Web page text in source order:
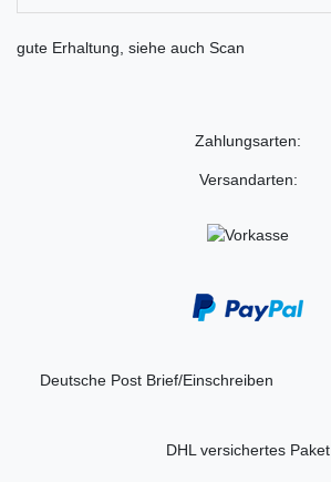
gute Erhaltung, siehe auch Scan
Zahlungsarten:
Versandarten:
Deutsche Post Brief/Einschreiben
DHL versichertes Paket